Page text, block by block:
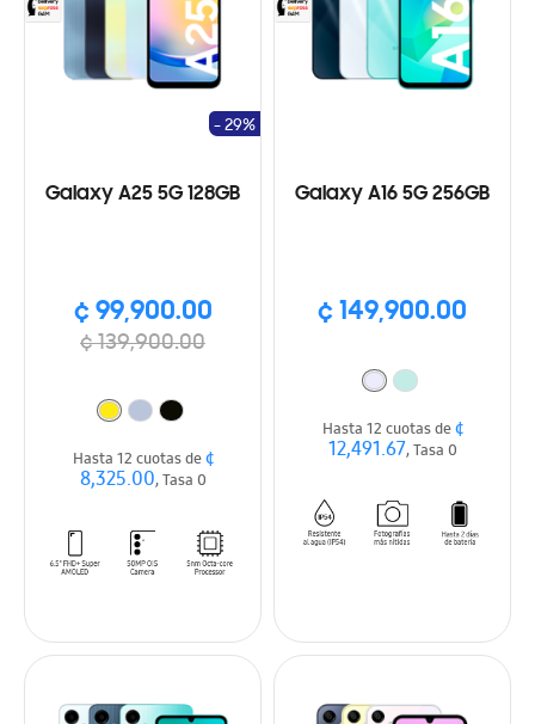
Galaxy A25 5G 128GB
¢ 99,900.00
¢ 139,900.00
- 29%
Hasta 12 cuotas de¢
8,325.00, Tasa 0
Galaxy A16 5G 256GB
¢ 149,900.00
Hasta 12 cuotas de¢
12,491.67, Tasa 0